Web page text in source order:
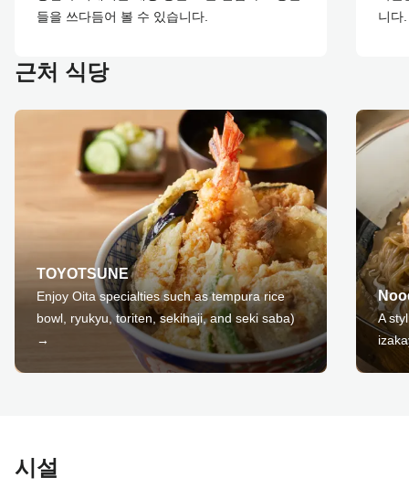
들을 쓰다듬어 볼 수 있습니다.
니다.
근처 식당
TOYOTSUNE
Enjoy Oita specialties such as tempura rice
bowl, ryukyu, toriten, sekihaji, and seki saba)
→
A
시설